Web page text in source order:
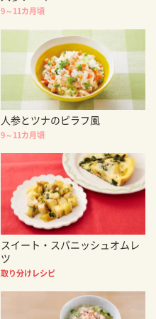
9～11カ月頃
人参とツナのピラフ風
9～11カ月頃
スイート・スパニッシュオムレ
ツ
取り分けレシピ